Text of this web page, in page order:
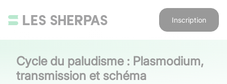
Inscription
Cycle du paludisme : Plasmodium,
transmission et schéma